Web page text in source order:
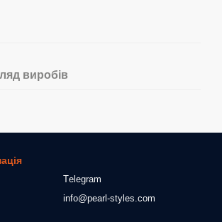
виробів
Тelegram
info@pearl-styles.com